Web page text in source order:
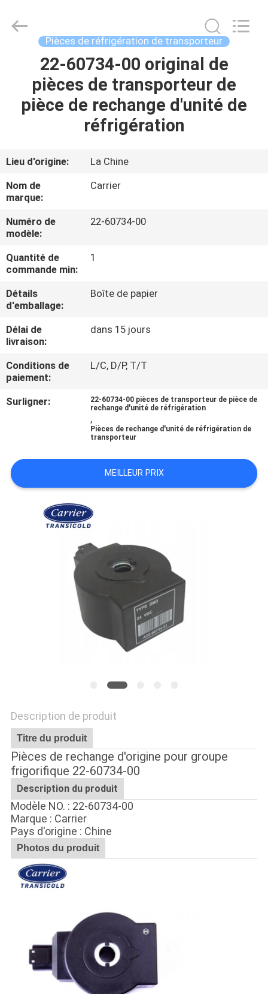
MAISON
À
PROPOS
DE
NOUS
DE
L'USINE
CONTRÔLE
DE
LA
NOUS
CONTACTER
NOUVELLES
AFFAIRES
DE
CONFIDENTIALITÉ
MOTORS
INDUSTRY
Pièces de réfrigération de transporteur
22-60734-00 original de
pièces de transporteur de
pièce de rechange d'unité de
réfrigération
Lieu d'origine:
La Chine
Nom de
marque:
Carrier
Numéro de
modèle:
22-60734-00
Quantité de
commande min:
1
Détails
d'emballage:
Boîte de papier
Délai de
livraison:
dans 15 jours
Conditions de
paiement:
L/C, D/P, T/T
Surligner:
22-60734-00 pièces de transporteur de pièce de
rechange d'unité de réfrigération
,
Pièces de rechange d'unité de réfrigération de
transporteur
MEILLEUR PRIX
Description de produit
Titre du produit
Pièces de rechange d'origine pour groupe
frigorifique 22-60734-00
Description du produit
Modèle NO. : 22-60734-00
Marque : Carrier
Pays d'origine : Chine
Photos du produit